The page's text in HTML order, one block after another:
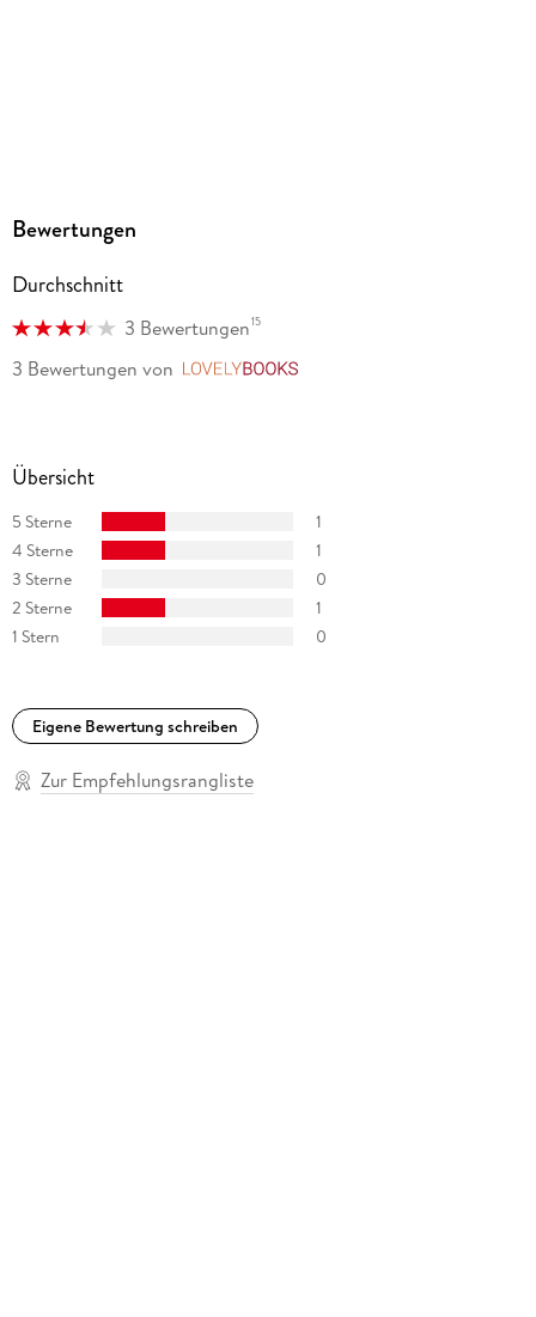
Bewertungen
Durchschnitt
3 Bewertungen15
3 Bewertungen von
Übersicht
5 Sterne
1
4 Sterne
1
3 Sterne
0
2 Sterne
1
1 Stern
0
Eigene Bewertung schreiben
Zur Empfehlungsrangliste